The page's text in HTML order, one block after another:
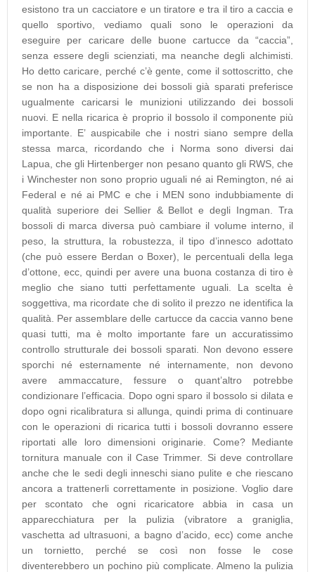
esistono tra un cacciatore e un tiratore e tra il tiro a caccia e
quello sportivo, vediamo quali sono le operazioni da
eseguire per caricare delle buone cartucce da “caccia”,
senza essere degli scienziati, ma neanche degli alchimisti.
Ho detto caricare, perché c’è gente, come il sottoscritto, che
se non ha a disposizione dei bossoli già sparati preferisce
ugualmente caricarsi le munizioni utilizzando dei bossoli
nuovi. E nella ricarica è proprio il bossolo il componente più
importante. E’ auspicabile che i nostri siano sempre della
stessa marca, ricordando che i Norma sono diversi dai
Lapua, che gli Hirtenberger non pesano quanto gli RWS, che
i Winchester non sono proprio uguali né ai Remington, né ai
Federal e né ai PMC e che i MEN sono indubbiamente di
qualità superiore dei Sellier & Bellot e degli Ingman. Tra
bossoli di marca diversa può cambiare il volume interno, il
peso, la struttura, la robustezza, il tipo d’innesco adottato
(che può essere Berdan o Boxer), le percentuali della lega
d’ottone, ecc, quindi per avere una buona costanza di tiro è
meglio che siano tutti perfettamente uguali. La scelta è
soggettiva, ma ricordate che di solito il prezzo ne identifica la
qualità. Per assemblare delle cartucce da caccia vanno bene
quasi tutti, ma è molto importante fare un accuratissimo
controllo strutturale dei bossoli sparati. Non devono essere
sporchi né esternamente né internamente, non devono
avere ammaccature, fessure o quant’altro potrebbe
condizionare l’efficacia. Dopo ogni sparo il bossolo si dilata e
dopo ogni ricalibratura si allunga, quindi prima di continuare
con le operazioni di ricarica tutti i bossoli dovranno essere
riportati alle loro dimensioni originarie. Come? Mediante
tornitura manuale con il Case Trimmer. Si deve controllare
anche che le sedi degli inneschi siano pulite e che riescano
ancora a trattenerli correttamente in posizione. Voglio dare
per scontato che ogni ricaricatore abbia in casa un
apparecchiatura per la pulizia (vibratore a graniglia,
vaschetta ad ultrasuoni, a bagno d’acido, ecc) come anche
un tornietto, perché se così non fosse le cose
diventerebbero un pochino più complicate. Almeno la pulizia